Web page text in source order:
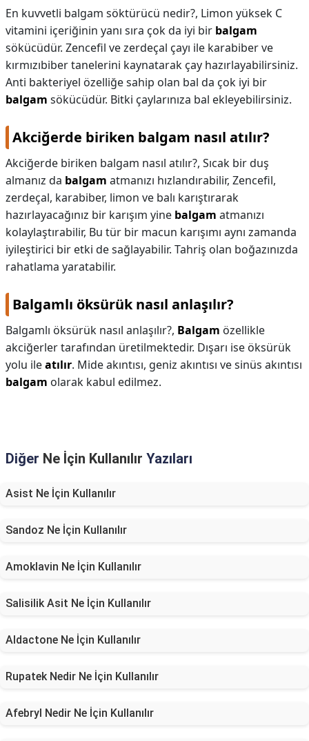
En kuvvetli balgam söktürücü nedir?, Limon yüksek C
vitamini içeriğinin yanı sıra çok da iyi bir balgam
sökücüdür. Zencefil ve zerdeçal çayı ile karabiber ve
kırmızıbiber tanelerini kaynatarak çay hazırlayabilirsiniz.
Anti bakteriyel özelliğe sahip olan bal da çok iyi bir
balgam sökücüdür. Bitki çaylarınıza bal ekleyebilirsiniz.
Akciğerde biriken balgam nasıl atılır?
Akciğerde biriken balgam nasıl atılır?, Sıcak bir duş
almanız da balgam atmanızı hızlandırabilir, Zencefil,
zerdeçal, karabiber, limon ve balı karıştırarak
hazırlayacağınız bir karışım yine balgam atmanızı
kolaylaştırabilir, Bu tür bir macun karışımı aynı zamanda
iyileştirici bir etki de sağlayabilir. Tahriş olan boğazınızda
rahatlama yaratabilir.
Balgamlı öksürük nasıl anlaşılır?
Balgamlı öksürük nasıl anlaşılır?, Balgam özellikle
akciğerler tarafından üretilmektedir. Dışarı ise öksürük
yolu ileatılır. Mide akıntısı, geniz akıntısı ve sinüs akıntısı
balgam olarak kabul edilmez.
Diğer Ne İçin Kullanılır Yazıları
Asist Ne İçin Kullanılır
Sandoz Ne İçin Kullanılır
Amoklavin Ne İçin Kullanılır
Salisilik Asit Ne İçin Kullanılır
Aldactone Ne İçin Kullanılır
Rupatek Nedir Ne İçin Kullanılır
Afebryl Nedir Ne İçin Kullanılır